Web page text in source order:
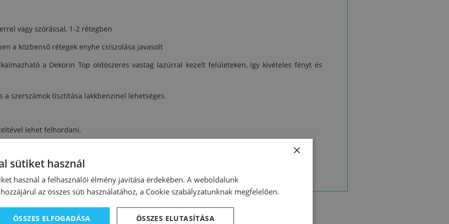
vagy szórással, 1-2 rétegben
a közbenső rétegek enyhe csiszolása javasolt
a Dekorin Top oldószeres vastag lazúrral kezelt felületeken, így kivételes fényt és
a szerszámok tisztítása lakkbenzinel lehetséges.
lehet felhordani.
függően 10-12 m² / liter / réteg
×
sütiket használ
használ a felhasználói élmény javítása érdekében. A weboldalunk
az összes süti használatához, a Cookie szabályzatunknak megfelelően.
ÖSSZES ELFOGADÁSA ÖSSZES ELUTASÍTÁSA